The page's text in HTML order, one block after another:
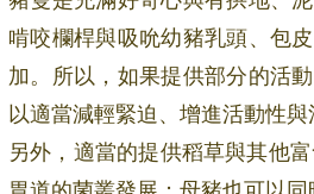
啃咬欄桿與吸吮幼豬乳頭、包
加。所以，如果提供部分的活
以適當減輕緊迫、增進活動性與
另外，適當的提供稻草與其他